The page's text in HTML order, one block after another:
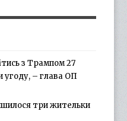
з Трампом 27
угоду, – глава ОП
три жительки